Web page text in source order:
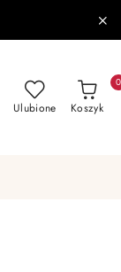
Ulubione Koszyk
0